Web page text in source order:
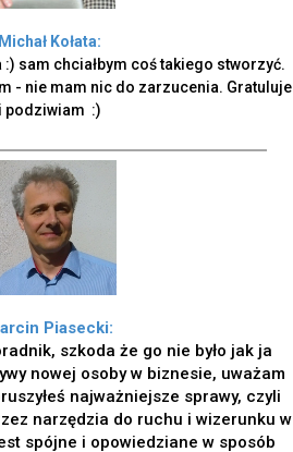
Michał Kołata:
sam chciałbym coś takiego stworzyć.
- nie mam nic do zarzucenia. Gratuluje
i podziwiam :)
Piasecki:
szkoda że go nie było jak ja
nowej osoby w biznesie, uważam
najważniejsze sprawy, czyli
narzędzia do ruchu i wizerunku w
spójne i opowiedziane w sposób